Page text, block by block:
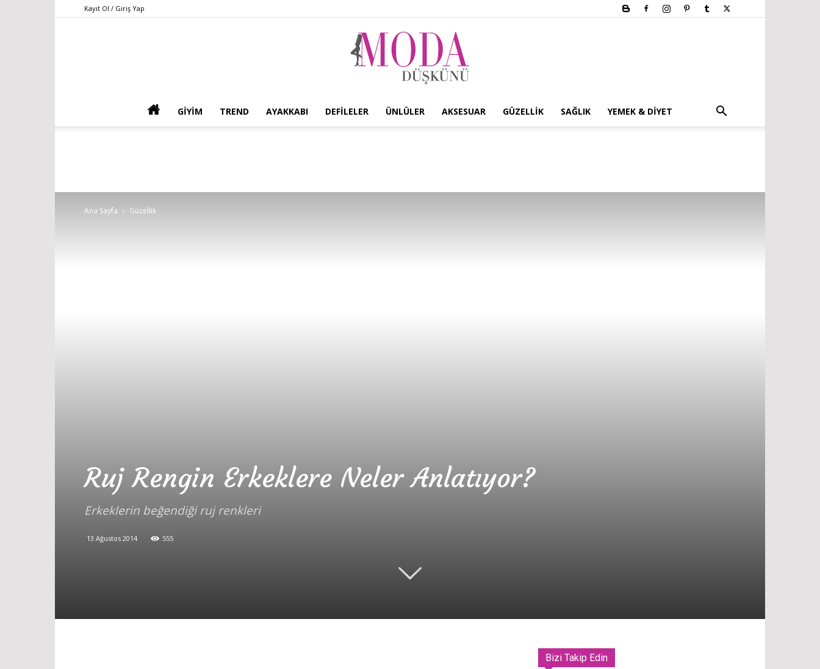
Kayıt Ol / Giriş Yap
GIYIM TREND AYAKKABI DEFILELER ÜNLÜLER AKSESUAR GÜZELLIK SAĞLIK YEMEK & DIYET
Ana Sayfa Güzellik
Ruj Rengin Erkeklere Neler Anlatıyor?
Erkeklerin beğendiği ruj renkleri
13 Ağustos 2014 555
Bizi Takip Edin